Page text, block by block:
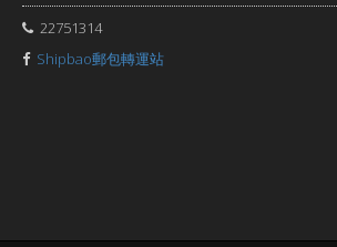
22751314
Shipbao郵包轉運站